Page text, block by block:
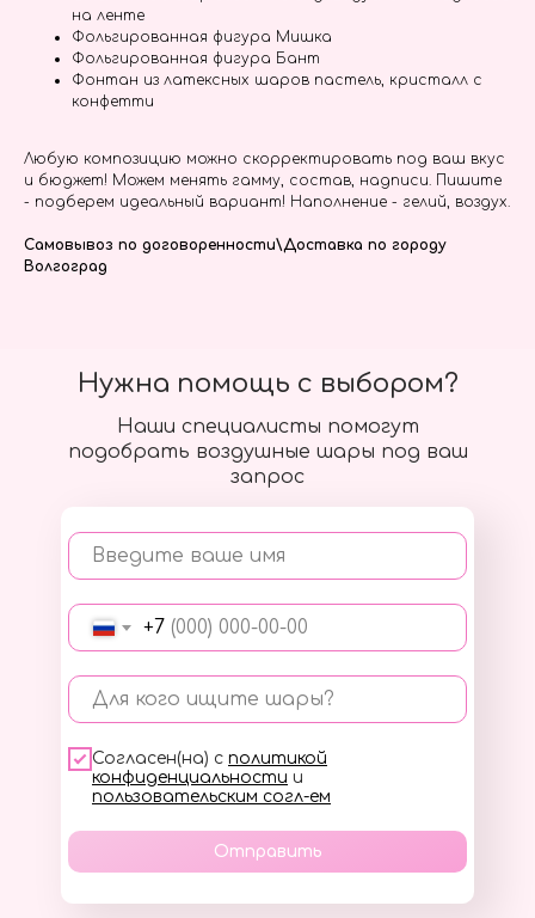
на ленте
Фольгированная фигура Мишка
Фольгированная фигура Бант
Фонтан из латексных шаров пастель, кристалл с
конфетти
Любую композицию можно скорректировать под ваш вкус
и бюджет! Можем менять гамму, состав, надписи. Пишите
- подберем идеальный вариант! Наполнение - гелий, воздух.
Самовывоз по договоренности\Доставка по городу
Волгоград
Наши специалисты помогут
подобрать воздушные шары под ваш
запрос
Введите ваше имя
+7
Для кого ищите шары?
Согласен(на) с политикой
конфиденциальности и
пользовательским согл-ем
Отправить
Нужна помощь с выбором?